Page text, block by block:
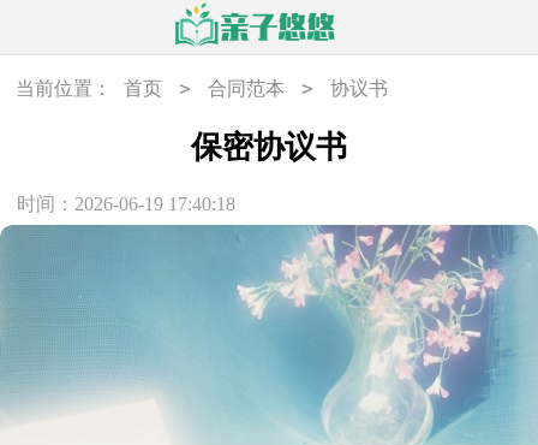
当前位置： 首页 > 合同范本 > 协议书
保密协议书
时间：2026-06-19 17:40:18